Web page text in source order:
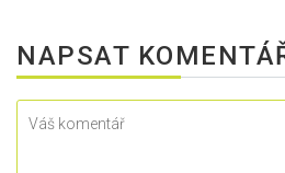
NAPSAT